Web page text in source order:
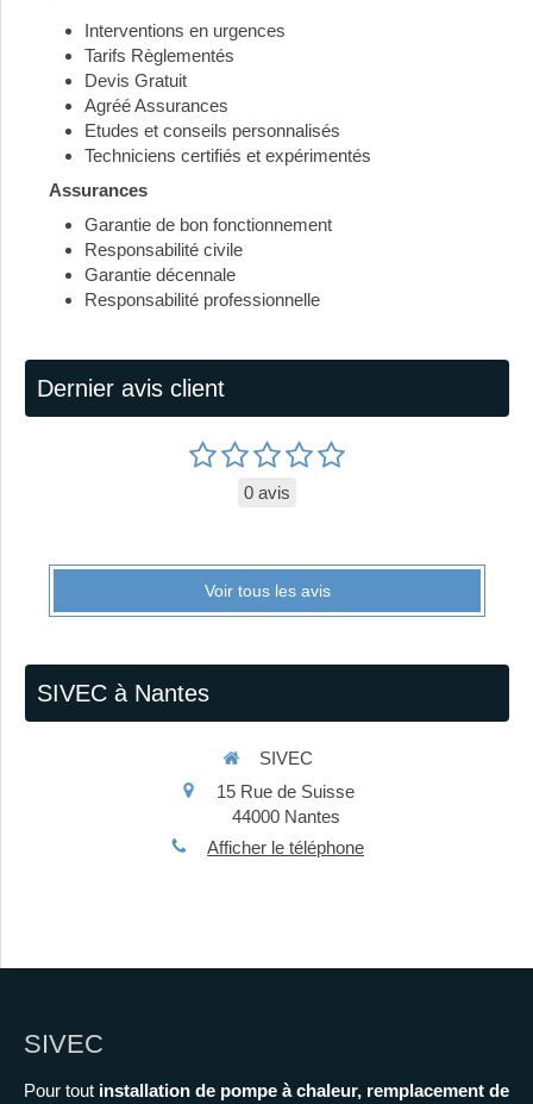
Interventions en urgences
Tarifs Règlementés
Devis Gratuit
Agréé Assurances
Etudes et conseils personnalisés
Techniciens certifiés et expérimentés
Assurances
Garantie de bon fonctionnement
Responsabilité civile
Garantie décennale
Responsabilité professionnelle
Dernier avis client
0 avis
Voir tous les avis
SIVEC à Nantes
SIVEC
15 Rue de Suisse
44000 Nantes
Afficher le téléphone
SIVEC
Pour tout installation de pompe à chaleur, remplacement de